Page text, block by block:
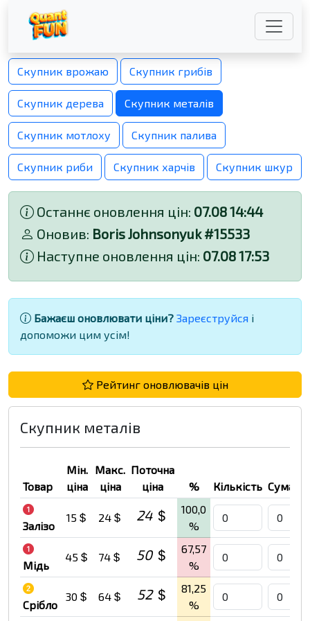
Скупник врожаю Скупник грибів
Скупник дерева Скупник металів
Скупник мотлоху Скупник палива
Скупник риби Скупник харчів Скупник шкур
Останнє оновлення цін: 07.08 14:44
Оновив: Boris Johnsonyuk #15533
Наступне оновлення цін: 07.08 17:53
Бажаєш оновлювати ціни? Зареєструйся і
допоможи цим усім!
Рейтинг оновлювачів цін
Скупник металів
Товар
Мін.
ціна
Макс.
ціна
Поточна
ціна
% Кількість Сума
Залізо
15 24 24
100,0
%
Мідь
45 74 50
67,57
%
Срібло
30 64 52
81,25
%